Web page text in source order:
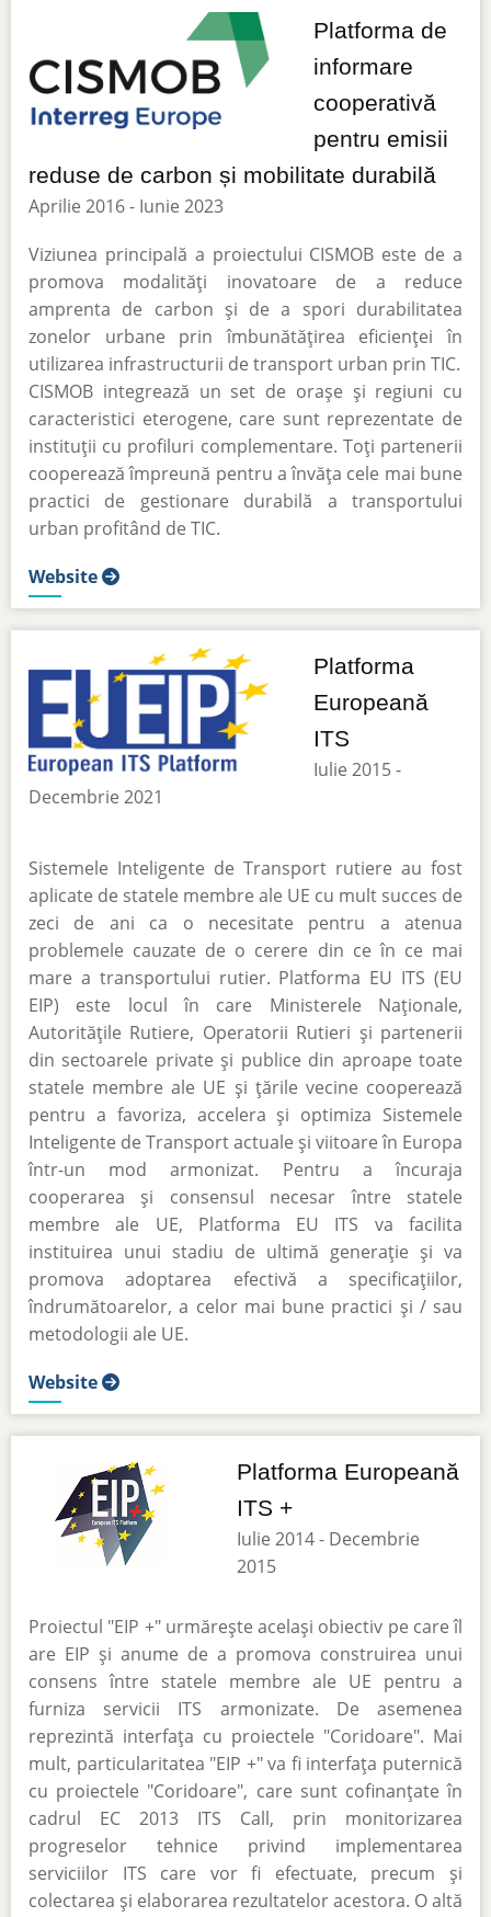
Platforma de
informare
cooperativă
pentru emisii
reduse de carbon și mobilitate durabilă
Aprilie 2016 - Iunie 2023
Viziunea principală a proiectului CISMOB este de a
promova modalități inovatoare de a reduce
amprenta de carbon și de a spori durabilitatea
zonelor urbane prin îmbunătățirea eficienței în
utilizarea infrastructurii de transport urban prin TIC.
CISMOB integrează un set de orașe și regiuni cu
caracteristici eterogene, care sunt reprezentate de
instituții cu profiluri complementare. Toți partenerii
cooperează împreună pentru a învăța cele mai bune
practici de gestionare durabilă a transportului
urban profitând de TIC.
Website
Platforma
Europeană
ITS
Iulie 2015 -
Decembrie 2021
Sistemele Inteligente de Transport rutiere au fost
aplicate de statele membre ale UE cu mult succes de
zeci de ani ca o necesitate pentru a atenua
problemele cauzate de o cerere din ce în ce mai
mare a transportului rutier. Platforma EU ITS (EU
EIP) este locul în care Ministerele Naționale,
Autoritățile Rutiere, Operatorii Rutieri și partenerii
din sectoarele private și publice din aproape toate
statele membre ale UE și țările vecine cooperează
pentru a favoriza, accelera și optimiza Sistemele
Inteligente de Transport actuale și viitoare în Europa
într-un mod armonizat. Pentru a încuraja
cooperarea și consensul necesar între statele
membre ale UE, Platforma EU ITS va facilita
instituirea unui stadiu de ultimă generație și va
promova adoptarea efectivă a specificațiilor,
îndrumătoarelor, a celor mai bune practici și / sau
metodologii ale UE.
Website
Platforma Europeană
ITS +
Iulie 2014 - Decembrie
2015
Proiectul "EIP +" urmărește același obiectiv pe care îl
are EIP și anume de a promova construirea unui
consens între statele membre ale UE pentru a
furniza servicii ITS armonizate. De asemenea
reprezintă interfața cu proiectele "Coridoare". Mai
mult, particularitatea "EIP +" va fi interfața puternică
cu proiectele "Coridoare", care sunt cofinanțate în
cadrul EC 2013 ITS Call, prin monitorizarea
progreselor tehnice privind implementarea
serviciilor ITS care vor fi efectuate, precum și
colectarea și elaborarea rezultatelor acestora. O altă